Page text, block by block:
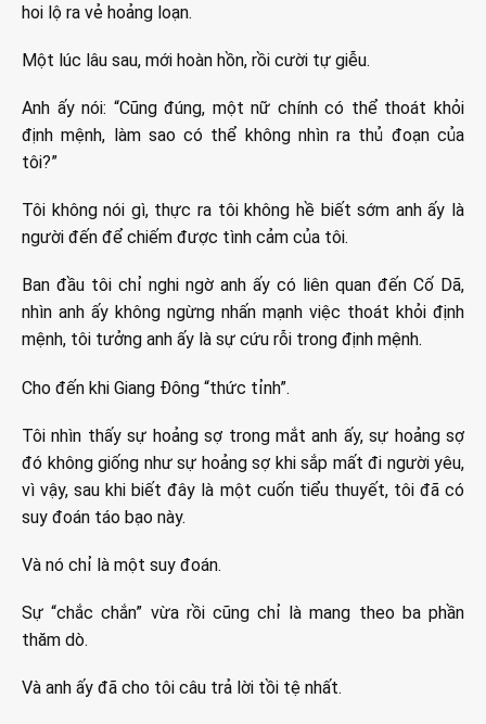
hoi lộ ra vẻ hoảng loạn.
Một lúc lâu sau, mới hoàn hồn, rồi cười tự giễu.
Anh ấy nói: “Cũng đúng, một nữ chính có thể thoát khỏi
định mệnh, làm sao có thể không nhìn ra thủ đoạn của
tôi?”
Tôi không nói gì, thực ra tôi không hề biết sớm anh ấy là
người đến để chiếm được tình cảm của tôi.
Ban đầu tôi chỉ nghi ngờ anh ấy có liên quan đến Cố Dã,
nhìn anh ấy không ngừng nhấn mạnh việc thoát khỏi định
mệnh, tôi tưởng anh ấy là sự cứu rỗi trong định mệnh.
Cho đến khi Giang Đông “thức tỉnh”.
Tôi nhìn thấy sự hoảng sợ trong mắt anh ấy, sự hoảng sợ
đó không giống như sự hoảng sợ khi sắp mất đi người yêu,
vì vậy, sau khi biết đây là một cuốn tiểu thuyết, tôi đã có
suy đoán táo bạo này.
Và nó chỉ là một suy đoán.
Sự “chắc chắn” vừa rồi cũng chỉ là mang theo ba phần
thăm dò.
Và anh ấy đã cho tôi câu trả lời tồi tệ nhất.